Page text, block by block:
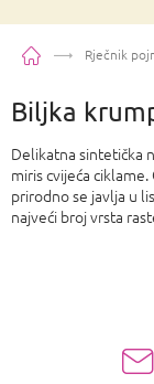
PočetnaRječnik
Biljka
Delikatna sintetička
miris cvijeća
prirodno se javlja u
najveći broj vrsta